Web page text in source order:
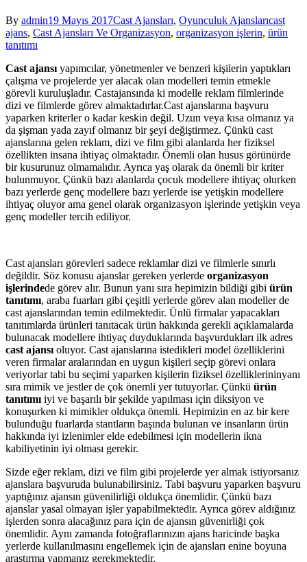
By admin19 Mayıs 2017Cast Ajansları, Oyunculuk Ajanslarıcast
ajans, Cast Ajansları Ve Organizasyon, organizasyon işlerin, ürün
tanıtımı
Cast ajansı yapımcılar, yönetmenler ve benzeri kişilerin yaptıkları
çalışma ve projelerde yer alacak olan modelleri temin etmekle
görevli kuruluşladır. Castajansında ki modelle reklam filmlerinde
dizi ve filmlerde görev almaktadırlar.Cast ajanslarına başvuru
yaparken kriterler o kadar keskin değil. Uzun veya kısa olmanız ya
da şişman yada zayıf olmanız bir şeyi değiştirmez. Çünkü cast
ajanslarına gelen reklam, dizi ve film gibi alanlarda her fiziksel
özellikten insana ihtiyaç olmaktadır. Önemli olan husus görünürde
bir kusurunuz olmamalıdır. Ayrıca yaş olarak da önemli bir kriter
bulunmuyor. Çünkü bazı alanlarda çocuk modellere ihtiyaç olurken
bazı yerlerde genç modellere bazı yerlerde ise yetişkin modellere
ihtiyaç oluyor ama genel olarak organizasyon işlerinde yetişkin veya
genç modeller tercih ediliyor.
Cast ajansları görevleri sadece reklamlar dizi ve filmlerle sınırlı
değildir. Söz konusu ajanslar gereken yerlerde organizasyon
işlerindede görev alır. Bunun yanı sıra hepimizin bildiği gibi ürün
tanıtımı, araba fuarları gibi çeşitli yerlerde görev alan modeller de
cast ajanslarından temin edilmektedir. Ünlü firmalar yapacakları
tanıtımlarda ürünleri tanıtacak ürün hakkında gerekli açıklamalarda
bulunacak modellere ihtiyaç duyduklarında başvurdukları ilk adres
cast ajansı oluyor. Cast ajanslarına istedikleri model özelliklerini
veren firmalar aralarından en uygun kişileri seçip görevi onlara
veriyorlar tabi bu seçimi yaparken kişilerin fiziksel özelliklerininyanı
sıra mimik ve jestler de çok önemli yer tutuyorlar. Çünkü ürün
tanıtımı iyi ve başarılı bir şekilde yapılması için diksiyon ve
konuşurken ki mimikler oldukça önemli. Hepimizin en az bir kere
bulunduğu fuarlarda stantların başında bulunan ve insanların ürün
hakkında iyi izlenimler elde edebilmesi için modellerin ikna
kabiliyetinin iyi olması gerekir.
Sizde eğer reklam, dizi ve film gibi projelerde yer almak istiyorsanız
ajanslara başvuruda bulunabilirsiniz. Tabi başvuru yaparken başvuru
yaptığınız ajansın güvenilirliği oldukça önemlidir. Çünkü bazı
ajanslar yasal olmayan işler yapabilmektedir. Ayrıca görev aldığınız
işlerden sonra alacağınız para için de ajansın güvenirliği çok
önemlidir. Aynı zamanda fotoğraflarınızın ajans haricinde başka
yerlerde kullanılmasını engellemek için de ajansları enine boyuna
araştırma yapmanız gerekmektedir.